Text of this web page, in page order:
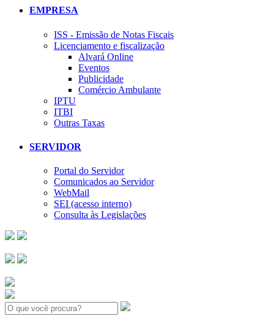
EMPRESA
ISS - Emissão de Notas Fiscais
Licenciamento e fiscalização
Alvará Online
Eventos
Publicidade
Comércio Ambulante
IPTU
ITBI
Outras Taxas
SERVIDOR
Portal do Servidor
Comunicados ao Servidor
WebMail
SEI (acesso interno)
Consulta às Legislações
Search: